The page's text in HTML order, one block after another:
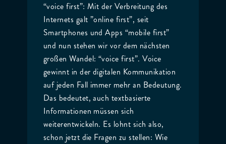
“voice first”: Mit der Verbreitung des
Internets galt ”online first”, seit
Smartphones und Apps “mobile first”
und nun stehen wir vor dem nächsten
großen Wandel: “voice first”. Voice
gewinnt in der digitalen Kommunikation
auf jeden Fall immer mehr an Bedeutung.
Das bedeutet, auch textbasierte
Informationen müssen sich
weiterentwickeln. Es lohnt sich also,
schon jetzt die Fragen zu stellen: Wie